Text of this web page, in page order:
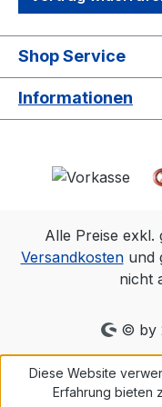
Shop Service
Informationen
Alle Preise exkl.
Versandkostenund
nicht
© by
Diese Website
Erfahrung bieten